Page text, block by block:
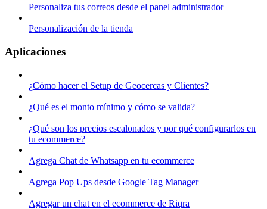
Personaliza tus correos desde el panel administrador
Personalización de la tienda
Aplicaciones
¿Cómo hacer el Setup de Geocercas y Clientes?
¿Qué es el monto mínimo y cómo se valida?
¿Qué son los precios escalonados y por qué configurarlos en
tu ecommerce?
Agrega Chat de Whatsapp en tu ecommerce
Agrega Pop Ups desde Google Tag Manager
Agregar un chat en el ecommerce de Riqra